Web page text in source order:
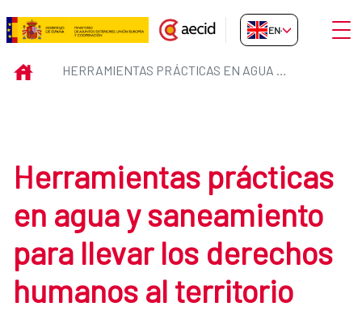
Skip to Main Content
Herramientas prácticas en
EN-GB
INICIO HERRAMIENTAS PRÁCTICAS EN AGUA Y SANEAMIENTO PARA LLEVAR LOS DERECHOS HUMANOS AL TERRITORIO
Herramientas prácticas
en agua y saneamiento
para llevar los derechos
humanos al territorio